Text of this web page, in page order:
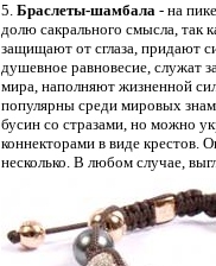
5. Браслеты-шамбала - на
долю сакрального смысла, так
защищают от сглаза, придают
душевное равновесие, служат
мира, наполняют жизненной
популярны среди мировых
бусин со стразами, но можно
коннекторами в виде крестов.
несколько. В любом случае,